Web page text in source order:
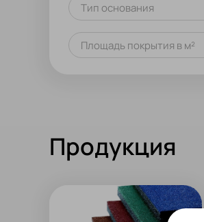
Тип основания
Площадь покрытия в м²
Продукция